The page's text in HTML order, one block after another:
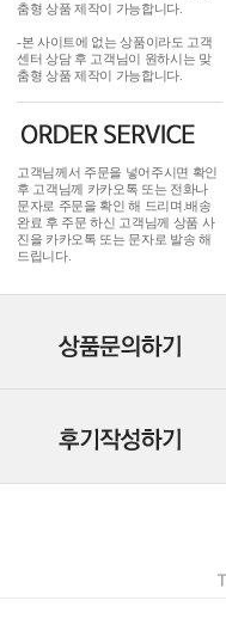
춤형 상품 제작이 가능합니다.
-본 사이트에 없는 상품이라도 고객
센터 상담 후 고객님이 원하시는 맞
춤형 상품 제작이 가능합니다.
고객님께서 주문을 넣어주시면 확인
후 고객님께 카카오톡 또는 전화나
문자로 주문을 확인 해 드리며.배송
완료 후 주문 하신 고객님께 상품 사
진을 카카오톡 또는 문자로 발송 해
드립니다.